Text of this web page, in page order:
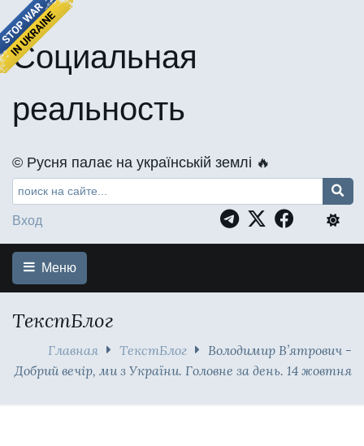
Социальная
реальность
©️ Русня палає на українській землі 🔥
Вход
Меню
ТекстБлог
Главная ТекстБлог
Володимир В’ятрович -
Добрий вечір, ми з України. Головне за день. 14 жовтня